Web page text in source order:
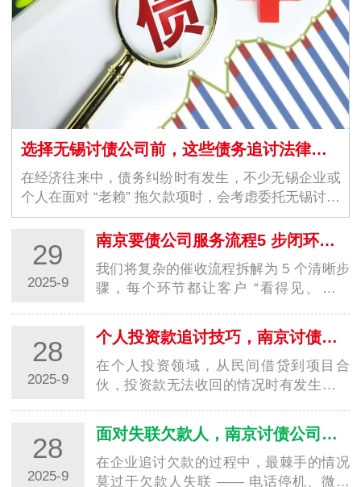
选择无锡讨债公司前，这些债务追讨法律常识必须了解
在经济往来中，债务纠纷时有发生，不少无锡企业或
个人在面对 “老赖” 拖欠款项时，会考虑委托无锡讨债
公司协助追讨。但债务追讨并非 “只要能要回钱就
行”，若忽视法律边界，不仅可能无法顺利拿回欠…
29
2025-9
南京要债公司服务流程5 步闭环，让回款更安心
我们将复杂的催收流程拆解为 5 个清晰步
骤，每个环节都让客户 “看得见、能把
下信息（可线上提交或上门沟通）：债务
凭证：合同、借条、欠条、转账记录、聊
天记…
28
2025-9
个人投资款追讨技巧，南京讨债公司帮你降低损失
在个人投资领域，从民间借贷到项目合
伙，投资款无法收回的情况时有发生。不
联时，往往因缺乏专业追讨经验、证据留
存不足，陷入 “维权无门” 的困境，导致自
身财…
28
2025-9
面对失联欠款人，南京讨债公司有哪些合法查找方法？
在企业追讨欠款的过程中，最棘手的情况
莫过于欠款人失联 —— 电话停机、微信